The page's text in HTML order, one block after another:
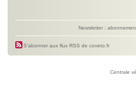
Newsletter :
S'abonner aux flux RSS de coveto.fr
Centrale